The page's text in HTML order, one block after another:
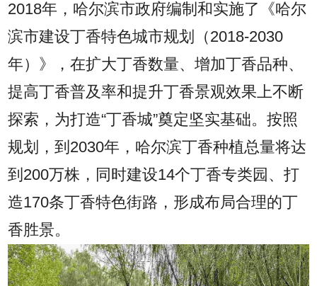
2018年，哈尔滨市政府编制和实施了《哈尔
滨市建设丁香特色城市规划（2018-2030
年）》，在扩大丁香数量、增加丁香品种、
提高丁香普及率和提升丁香景观效果上不断
探索，为打造“丁香城”奠定坚实基础。按照
规划，到2030年，哈尔滨丁香种植总量将达
到200万株，同时建设14个丁香专类园、打
造170条丁香特色街路，形成布局合理的丁
香胜景。